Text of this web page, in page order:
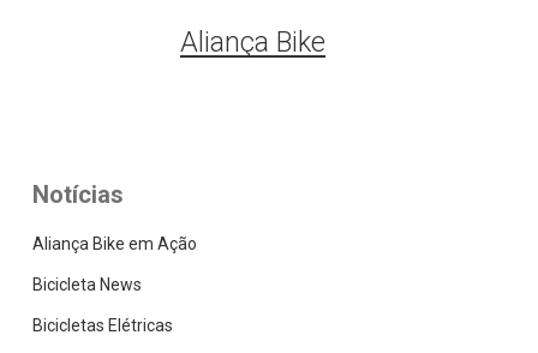
Aliança Bike
Notícias
Aliança Bike em Ação
Bicicleta News
Bicicletas Elétricas